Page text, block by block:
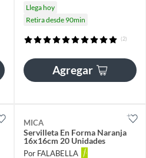
Llega hoy
Retira desde 90min
(2)
Agregar
MICA
Servilleta En Forma Naranja
16x16cm 20 Unidades
Por FALABELLA